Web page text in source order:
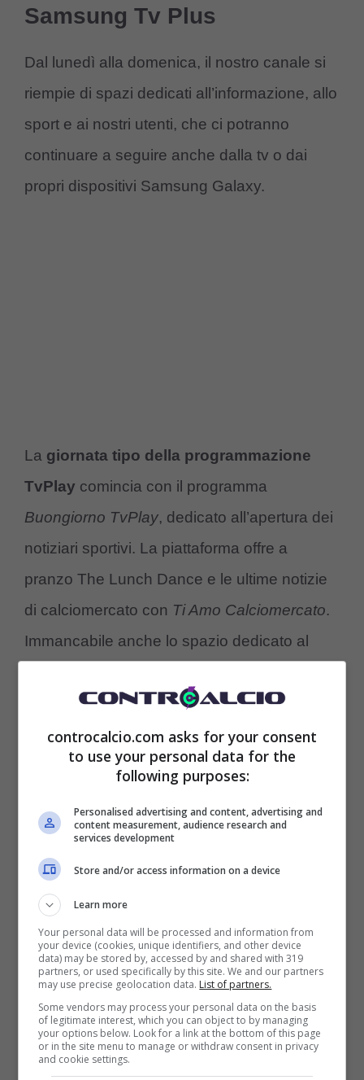
Samsung Tv Plus
Dal lunedì alla domenica, il nostro canale si
riempie di spazi dedicati all’informazione, allo
sport e ai nostri utenti, che ci potranno
continuare a seguire anche dalla tv o dai
propri dispositivi Samsung Galaxy.
La giornata tipo della programmazione
TvPlay comincia con il programma
Buongiorno TvPlay, dedicato all’apertura dei
notiziari sportivi. La piattaforma offre a
pranzo The Lunch Dance e le ultime notizie
di calciomercato con Ti Amo Calciomercato.
Immancabile anche lo spazio dedicato al
esperti del gioco che appassiona milioni di
italiani. Nel pomeriggio ilTalkcon il direttore
Marco Giordano, ogni giorno ospiti illustri e i
e Napoli, per raccontarci le ultime sulle big di
Serie A.
Samsung Tv Plus accoglie Tv Play – controcalcio.com
controcalcio.com asks for your consent
to use your personal data for the
following purposes:
Personalised advertising and content, advertising and
content measurement, audience research and
services development
Store and/or access information on a device
Learn more
Your personal data will be processed and information from
your device (cookies, unique identifiers, and other device
data) may be stored by, accessed by and shared with 319
partners, or used specifically by this site. We and our partners
may use precise geolocation data. List of partners.
Some vendors may process your personal data on the basis
of legitimate interest, which you can object to by managing
your options below. Look for a link at the bottom of this page
or in the site menu to manage or withdraw consent in privacy
and cookie settings.